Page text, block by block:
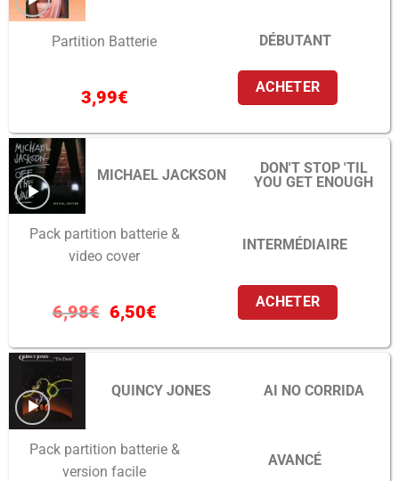
Partition Batterie DÉBUTANT
3,99€ ACHETER
MICHAEL JACKSON
DON'T STOP 'TIL
YOU GET ENOUGH
Pack partition batterie &
video cover
INTERMÉDIAIRE
6,98€ 6,50€ ACHETER
QUINCY JONES AI NO CORRIDA
Pack partition batterie &
version facile
AVANCÉ